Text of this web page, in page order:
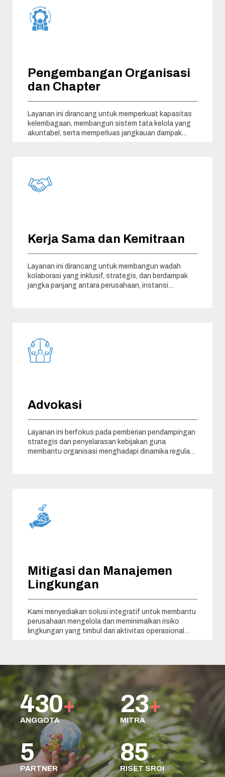
Pengembangan Organisasi
dan Chapter
Layanan ini dirancang untuk memperkuat kapasitas
kelembagaan, membangun sistem tata kelola yang
akuntabel, serta memperluas jangkauan dampak
Kerja Sama dan Kemitraan
Layanan ini dirancang untuk membangun wadah
kolaborasi yang inklusif, strategis, dan berdampak
jangka panjang antara perusahaan, instansi
Advokasi
Layanan ini berfokus pada pemberian pendampingan
strategis dan penyelarasan kebijakan guna
membantu organisasi menghadapi dinamika regulasi
Mitigasi dan Manajemen
Lingkungan
Kami menyediakan solusi integratif untuk membantu
perusahaan mengelola dan meminimalkan risiko
lingkungan yang timbul dari aktivitas operasional
430+
ANGGOTA
23+
MITRA
5
PARTNER
85
RISET SROI